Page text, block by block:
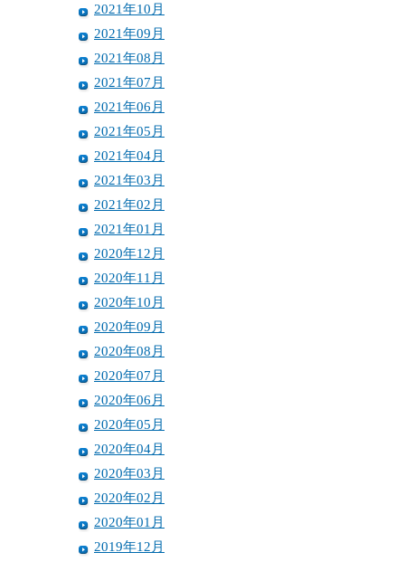
2021年10月
2021年09月
2021年08月
2021年07月
2021年06月
2021年05月
2021年04月
2021年03月
2021年02月
2021年01月
2020年12月
2020年11月
2020年10月
2020年09月
2020年08月
2020年07月
2020年06月
2020年05月
2020年04月
2020年03月
2020年02月
2020年01月
2019年12月